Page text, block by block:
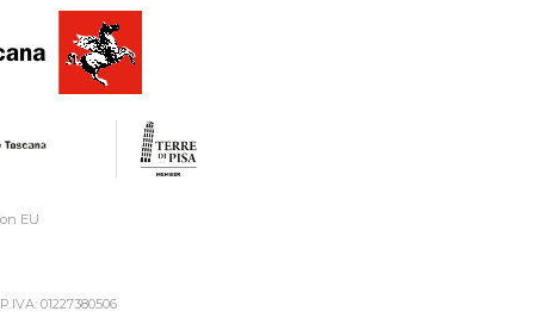
EU
01227380506